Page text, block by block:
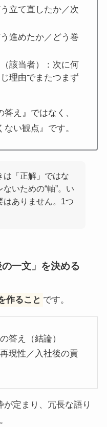
立て直したか／次
進めたか／どう巻
該当者）：次に何
理由でまたつまず
え』ではなく、
ない観点』です。
は「正解」ではな
ないための“軸”。い
はありません。1つ
の一文」を決める
作ること です。
答え（結論）
現性／入社後の貢
定まり、冗長な語り